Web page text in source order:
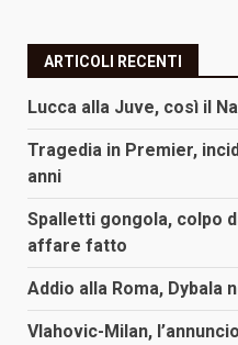
ARTICOLI RECENTI
Lucca alla Juve, così il
Tragedia in Premier,
anni
Spalletti gongola, colpo
affare fatto
Addio alla Roma, Dybala
Vlahovic-Milan,